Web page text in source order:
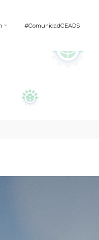
#ComunidadCEADS